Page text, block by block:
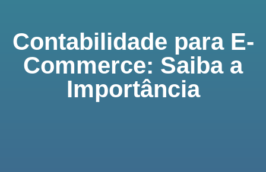
Contabilidade para E-
Commerce: Saiba a
Importância